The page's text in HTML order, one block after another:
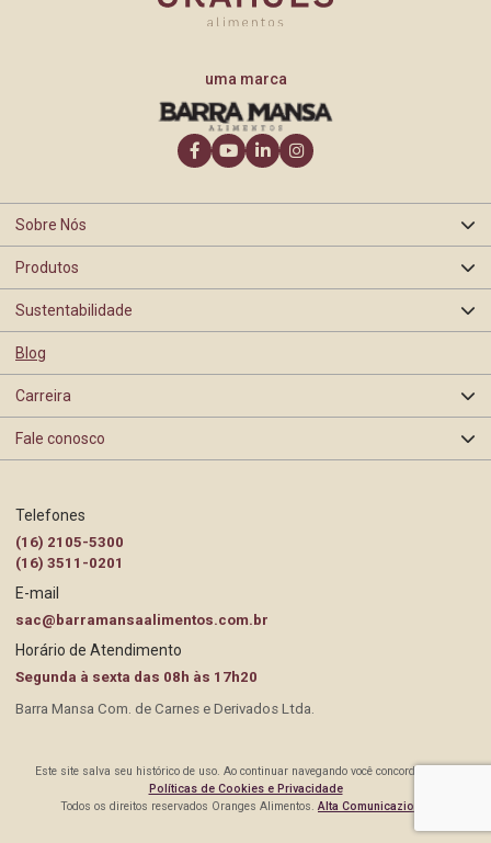
uma marca
Sobre Nós
Nossa história
Produtos
Barra Mansa
Sustentabilidade
Rastreabilidade
Blog
Carreira
Fale conosco
Políticas de Cookies e Privacidade
Telefones
(16) 2105-5300
(16) 3511-0201
E-mail
sac@barramansaalimentos.com.br
Horário de Atendimento
Segunda à sexta das 08h às 17h20
Barra Mansa Com. de Carnes e Derivados Ltda.
Este site salva seu histórico de uso. Ao continuar navegando você concorda com a
Políticas de Cookies e Privacidade
Todos os direitos reservados Oranges Alimentos. Alta Comunicazione